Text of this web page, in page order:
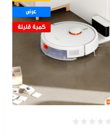
عرض
كمية قليلة